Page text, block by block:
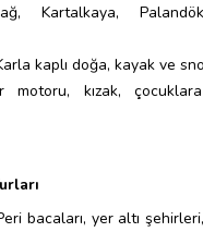
Kartalkaya,
kaplı doğa, kayak ve
motoru, kızak,
bacaları, yer altı